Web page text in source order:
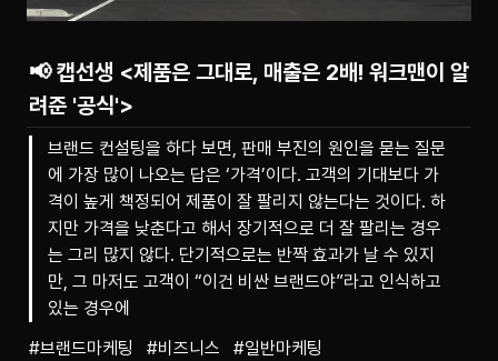
📢 캡선생 <제품은 그대로, 매출은 2배! 워크맨이 알
려준 '공식'>
브랜드 컨설팅을 하다 보면, 판매 부진의 원인을 묻는 질문
에 가장 많이 나오는 답은 ‘가격’이다. 고객의 기대보다 가
격이 높게 책정되어 제품이 잘 팔리지 않는다는 것이다. 하
지만 가격을 낮춘다고 해서 장기적으로 더 잘 팔리는 경우
는 그리 많지 않다. 단기적으로는 반짝 효과가 날 수 있지
만, 그 마저도 고객이 “이건 비싼 브랜드야”라고 인식하고
있는 경우에
#브랜드마케팅   #비즈니스   #일반마케팅